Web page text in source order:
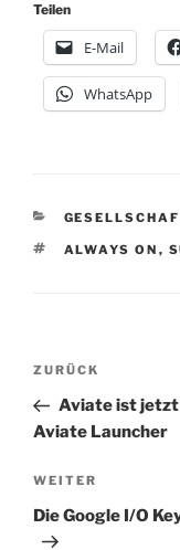
Teilen
E-Mail
WhatsApp
KATEGORIEN
ALWAYS ON ,
Vorheriger
Beitrag
ZURÜCK
Aviate ist jetzt
Aviate Launcher
Nächster
Beitrag
WEITER
Die Google I/O